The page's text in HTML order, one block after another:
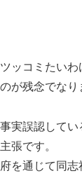
ッコミたいわ
が残念でなり
実誤認してい
張です。
を通じて同志